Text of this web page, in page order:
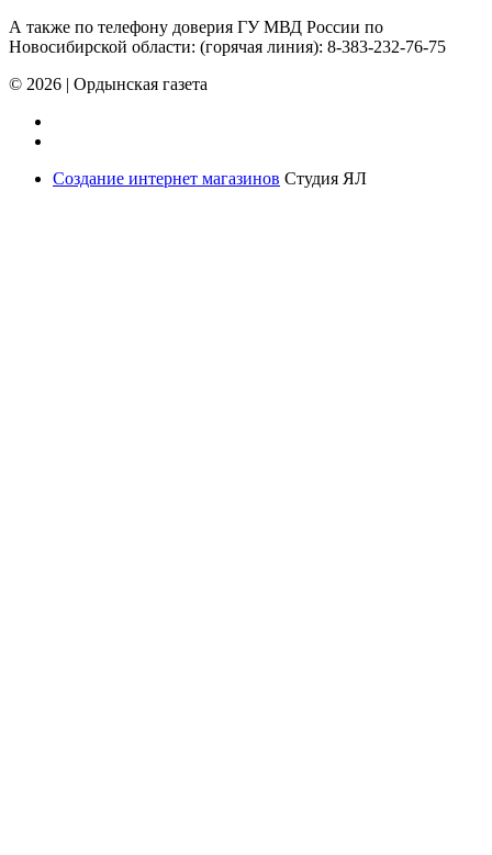
А также по телефону доверия ГУ МВД России по
Новосибирской области: (горячая линия): 8-383-232-76-75
© 2026 | Ордынская газета
Создание интернет магазинов Студия ЯЛ